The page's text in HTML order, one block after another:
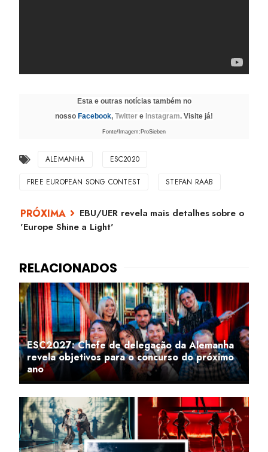
Esta e outras notícias também no
nosso Facebook, Twitter e Instagram. Visite já!
Fonte/Imagem:ProSieben
ALEMANHA ESC2020
FREE EUROPEAN SONG CONTEST STEFAN RAAB
EBU/UER revela mais detalhes sobre o
'Europe Shine a Light'
ESC2027: Chefe de delegação da Alemanha
revela objetivos para o concurso do próximo
ano